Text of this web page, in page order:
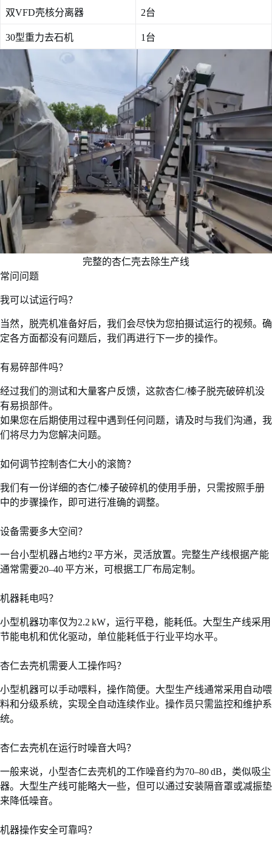
双VFD壳核分离器 2台
30型重力去石机 1台
完整的杏仁壳去除生产线
常问问题
我可以试运行吗？
当然，脱壳机准备好后，我们会尽快为您拍摄试运行的视频。确
定各方面都没有问题后，我们再进行下一步的操作。
有易碎部件吗？
经过我们的测试和大量客户反馈，这款杏仁/榛子脱壳破碎机没
有易损部件。
如果您在后期使用过程中遇到任何问题，请及时与我们沟通，我
们将尽力为您解决问题。
如何调节控制杏仁大小的滚筒？
我们有一份详细的杏仁/榛子破碎机的使用手册，只需按照手册
中的步骤操作，即可进行准确的调整。
设备需要多大空间？
一台小型机器占地约2 平方米，灵活放置。完整生产线根据产能
通常需要20–40 平方米，可根据工厂布局定制。
机器耗电吗？
小型机器功率仅为2.2 kW，运行平稳，能耗低。大型生产线采用
节能电机和优化驱动，单位能耗低于行业平均水平。
杏仁去壳机需要人工操作吗？
小型机器可以手动喂料，操作简便。大型生产线通常采用自动喂
料和分级系统，实现全自动连续作业。操作员只需监控和维护系
统。
杏仁去壳机在运行时噪音大吗？
一般来说，小型杏仁去壳机的工作噪音约为70–80 dB，类似吸尘
器。大型生产线可能略大一些，但可以通过安装隔音罩或减振垫
来降低噪音。
机器操作安全可靠吗？